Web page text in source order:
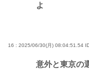
よ
16 : 2025/06/30(月) 08:04:51.54
意外と東京の